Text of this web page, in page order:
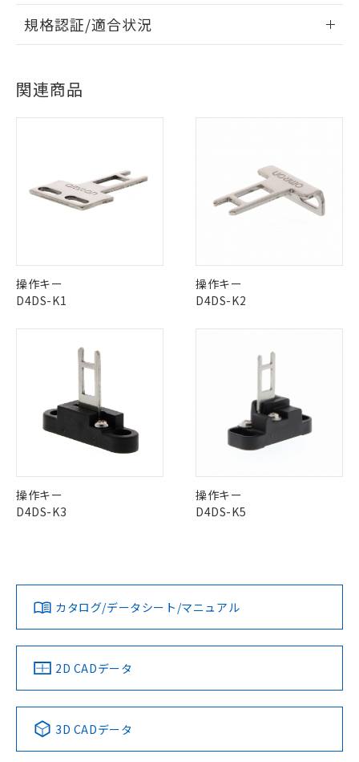
ログイン/会員登録いただくと、CADデータをダウンロー
ドすることができます。
ソフトウェアの使用条件
EU RoHS 注意事項・凡例
対応状況 ※1
中国 RoHS 注意事項・凡例
"対応済み"や非含有の記載がされた商品であっても、流通
在庫等で未対応品が混在する可能性があります。
非含有品が必要な際は、弊社営業部門もしくは販売店へお
問い合わせください。
規格認証/適合状況
Yes
船舶規格）
（ノルウェー
船舶規格）
（フランス
船舶規格）
船舶規格
No No
その他の認証はこちらのページからご検索ください
関連商品
操作キー
D4DS-K1
操作キー
D4DS-K2
操作キー
D4DS-K3
操作キー
D4DS-K5
カタログ/データシート/マニュアル
2D CADデータ
3D CADデータ
以下の条件をお読みいただき、同意のうえ
ご利用ください。
(税抜)を提供させていただくもので
当社制御機器事業取扱商品の中には、
在庫状況および標準価格照会結果は、
記載している更新日時点での社内デー
タに基づき作成されるものであり、閲
覧された時点での実際の在庫および標
準価格とは異なる場合があることをご
了承ください。
正式な納期状況および標準価格はお客
ムロン制御機器販売店・当社販売員に
オムロン制御機器販売店や当社販売拠
事前の承諾なく第三者に漏洩または開
示しないようお願いします。
あります。
お客様が当ウェブサイト上で当社にご
登録された部品リストについて、当社
および当社の共同利用者が、当社の製
※1 対応状況
非含有に対応した製品が提供可能な商品で
対応予定なし：EU RoHS指令（10物質）の
非含有に非対応の商品で、対応品を出す予
定はありません。
非該当品：ライセンス料など無形物で、有
害物質有無と関係のない商品です。
いたものが、含有品と判明した場合などや
むを得ず変更することがあります。
鉛(Pb) 1000ppm以下、 水銀(Hg) 1000ppm以下、 カド
ミウム(Cd) 100ppm以下、
六価クロム(Cr(Ⅵ)) 1000ppm以下、ポリ臭化ビフェニル
類(PBB) 1000ppm以下、ポリ臭化ジフェニルエーテル類
(PBDE) 1000ppm以下、フタル酸ビス(2-エチルヘキシ
ル) (DEHP)(別名：DOP) 1000ppm以下、フタル酸ブチ
（DBP） 1000ppm以下、フタル酸ジイソブチル
但し、RoHS指令で産業用監視および制御機器に対する
適用除外項目は除く。
※2 対応予定月
部品在庫の切り替え状況などにより、予定
月が前後することがあります。
下記の非含有証明書をダウンロードするこ
とができます。
「○」：最大均質材料含有率が中国RoHSの
基準値以下であることを示します。
「×」：最大均質材料含有率が中国RoHSの
基準値を超えていることを示します。
い合わせください。
*中国RoHS10物質の基準値 (GB/T26572)：
Pb(鉛) :1000ppm、 Hg(水銀) : 1000ppm、 Cd(カドミウ
ム) : 100ppm、
Cr(Ⅵ)(六価クロム) : 1000ppm、 PBBs(ポリ臭化ビフェ
ニル類) : 1000ppm、 PBDEs(ポリ臭化ジフェニルエーテ
ル類) : 1000ppm、
イソブチル) : 1000ppm、 BBP(フタル酸ブチルベンジ
DEHP(フタル酸ビス(2-エチルヘキシル)) : 1000ppm
「ｅ」：有害物質（10物質）のすべてが基
準値以下であることを示します。
「10」：通常の使用状況下において有害物
質が外部に漏えいし、環境に深刻な影響を
及ぼさない年数を意味します。
「－」：未確認です。当社販売部門へお問
当社は、これら貴社製品のうち、外国
為替および外国貿易法に定める商品
（以下｢規制貨物等」という）を輸出
または国外への提供する場合は、日本
国政府の輸出許可(または役務取引許
可)を取得するなどの必要な手続きを
とります。
当社は規制貨物を破棄する場合は、完
当社は貴社製品を、核兵器、ミサイ
ル、化学兵器、生物兵器またはその他
場合は、上記1、2および3の内容を当
該第三者に通知します。また当社は、
販売先および販売に係わる関係者が違
法に輸出するおそれがある場合は、取
り引きをいたしません。
合意する キャンセル
記
号
○ 一定数以上の在庫あり
△ 一定数には満たないが在庫あり
在庫なし(最新の在庫状況につ
認ください)
空
白
受注生産機種、また在庫状況の
情報を公開していない機種